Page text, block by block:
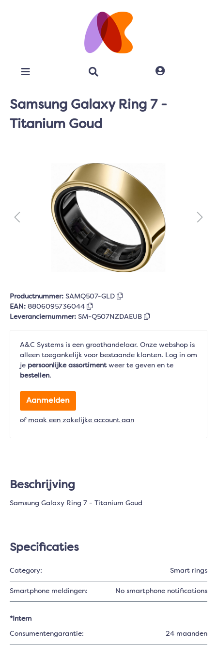
Samsung Galaxy Ring 7 -
Titanium Goud
Productnummer: SAMQ507-GLD
EAN: 8806095736044
Leveranciernummer: SM-Q507NZDAEUB
A&C Systems is een groothandelaar. Onze webshop is
alleen toegankelijk voor bestaande klanten. Log in om
je persoonlijke assortimentweer te geven en te
bestellen.
Aanmelden
of maak een zakelijke account aan
Beschrijving
Samsung Galaxy Ring 7 - Titanium Goud
Specificaties
Category: Smart rings
Smartphone meldingen: No smartphone notifications
*Intern
Consumentengarantie: 24 maanden